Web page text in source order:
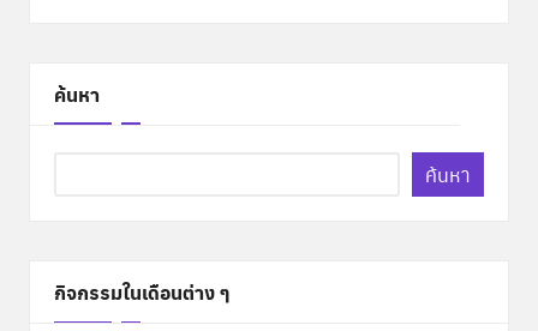
ค้นหา
ค้นหา
กิจกรรมในเดือนต่าง ๆ